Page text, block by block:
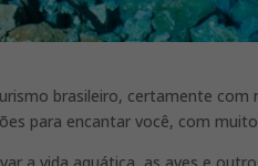
brasileiro, certamente
para encantar você, com